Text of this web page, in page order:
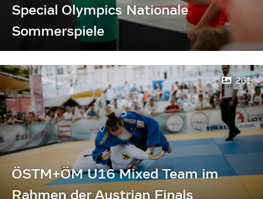
Special Olympics Nationale
Sommerspiele
261
ÖSTM+ÖM U16 Mixed Team im
Rahmen der Austrian Finals